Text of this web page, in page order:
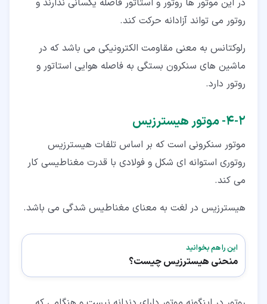
در این موتور ها روتور و استاتور فاصله یکسانی ندارند و
روتور می تواند آزادانه حرکت کند.
رلوکتانس به معنی مقاومت الکترونیکی می باشد که در
ماشین های سنکرون بستگی به فاصله هوایی استاتور و
روتور دارد.
۲‏-‏۴‏- موتور هیسترزیس
موتور سنکرونی است که بر اساس تلفات هیسترزیس
روتوری استوانه ای شکل و فولادی با قدرت مغناطیسی کار
می کند.
هیسترزیس در لغت به معنای مغناطیس شدگی می باشد.
این را هم بخوانید
منحنی هیسترزیس چیست؟